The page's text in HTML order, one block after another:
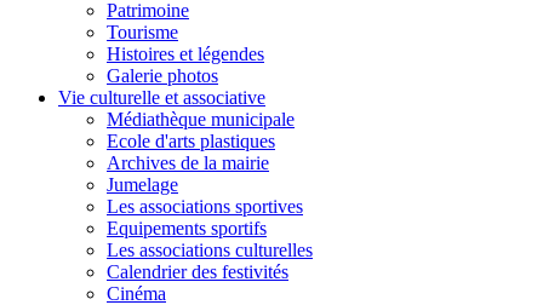
Patrimoine
Tourisme
Histoires et légendes
Galerie photos
Vie culturelle et associative
Médiathèque municipale
Ecole d'arts plastiques
Archives de la mairie
Jumelage
Les associations sportives
Equipements sportifs
Les associations culturelles
Calendrier des festivités
Cinéma